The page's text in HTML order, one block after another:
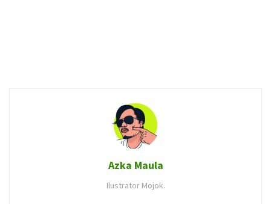
Azka Maula
Ilustrator Mojok.